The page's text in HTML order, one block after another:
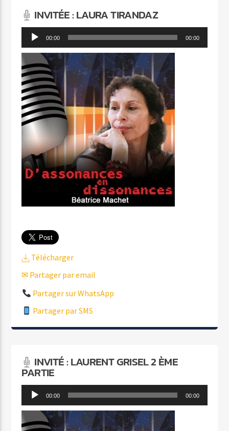
INVITÉE : LAURA TIRANDAZ
Lecteur
audio
00:00 00:00
Télécharger
✉ Partager par email
Partager sur WhatsApp
Partager par SMS
INVITÉ : LAURENT GRISEL 2 ÈME
PARTIE
Lecteur
audio
00:00 00:00